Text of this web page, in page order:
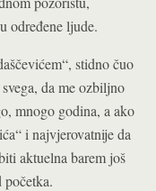
određene ljude.
stidno čuo
da me ozbiljno
mnogo godina, a ako
i najvjerovatnije da
aktuelna barem još
početka.